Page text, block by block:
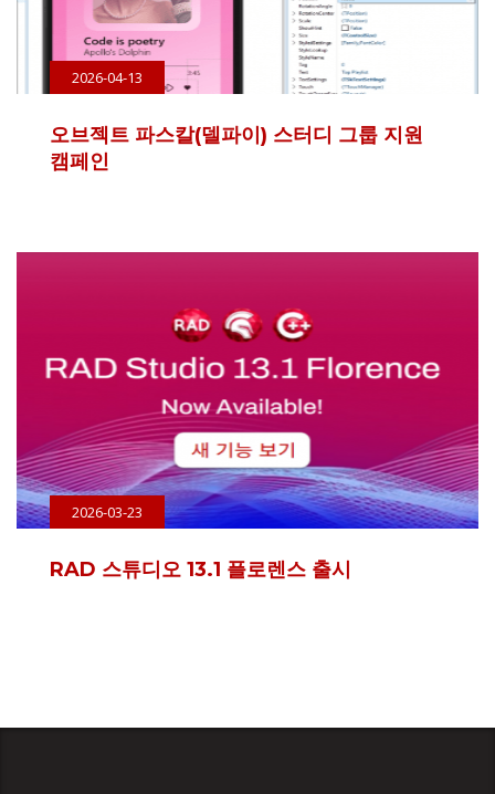
2026-04-13
오브젝트 파스칼(델파이) 스터디 그룹 지원
캠페인
2026-03-23
RAD 스튜디오 13.1 플로렌스 출시